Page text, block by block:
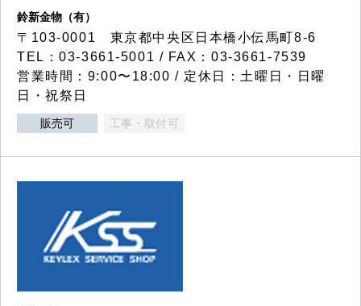
鈴新金物（有）
〒103-0001 東京都中央区日本橋小伝馬町8-6
TEL：03-3661-5001 / FAX：03-3661-7539
営業時間：9:00〜18:00 / 定休日：土曜日・日曜
日・祝祭日
販売可 工事・取付可